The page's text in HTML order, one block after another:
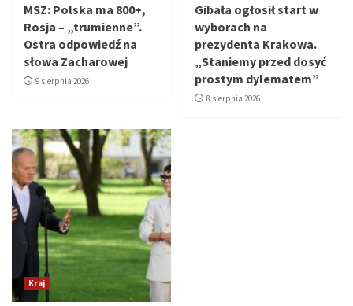
MSZ: Polska ma 800+,
Rosja – „trumienne”.
Ostra odpowiedź na
słowa Zacharowej
9 sierpnia 2026
Gibała ogłosił start w
wyborach na
prezydenta Krakowa.
„Staniemy przed dosyć
prostym dylematem”
8 sierpnia 2026
Kraj